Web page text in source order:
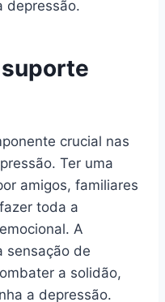
depressão.
crucial nas
Ter uma
amigos, familiares
toda a
A
sensação de
a solidão,
a depressão.